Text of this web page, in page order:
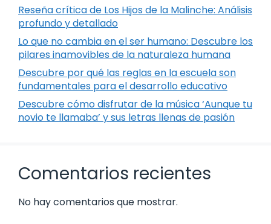
Reseña crítica de Los Hijos de la Malinche: Análisis
profundo y detallado
Lo que no cambia en el ser humano: Descubre los
pilares inamovibles de la naturaleza humana
Descubre por qué las reglas en la escuela son
fundamentales para el desarrollo educativo
Descubre cómo disfrutar de la música ‘Aunque tu
novio te llamaba’ y sus letras llenas de pasión
Comentarios recientes
No hay comentarios que mostrar.